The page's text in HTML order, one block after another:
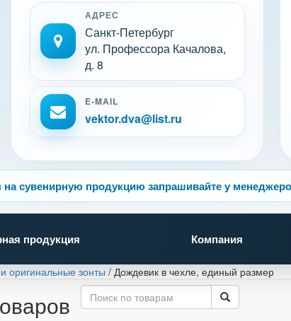
АДРЕС
Санкт-Петербург
ул. Профессора Качалова,
д. 8
E-MAIL
vektor.dva@list.ru
сувенирную продукцию запрашивайте у
продукция Компания
оригинальные зонты / Дождевик в чехле, единый размер